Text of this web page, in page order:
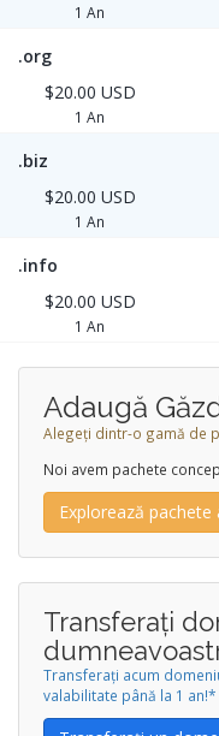
1 An
.org
$20.00 USD
1 An
.biz
$20.00 USD
1 An
.info
$20.00 USD
1 An
Adaugă
Alegeți dintr-o gamă de
Noi avem pachete
Explorează pachete
Transferați
Transferați acum
valabilitate până la 1 an!*